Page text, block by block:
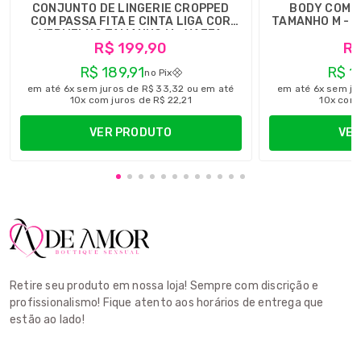
CONJUNTO DE LINGERIE CROPPED
COM PASSA FITA E CINTA LIGA COR
VERMELHO TAMANHO M - YAFFA
LINGERIE
R$ 199,90
R$ 189,91no Pix
em até 6x sem juros de R$ 33,32 ou em até
10x com juros de R$ 22,21
VER PRODUTO
BODY COM
TAMANHO M -
R$
em até 6x sem
10x com
Retire seu produto em nossa loja! Sempre com discrição e
profissionalismo! Fique atento aos horários de entrega que
estão ao lado!